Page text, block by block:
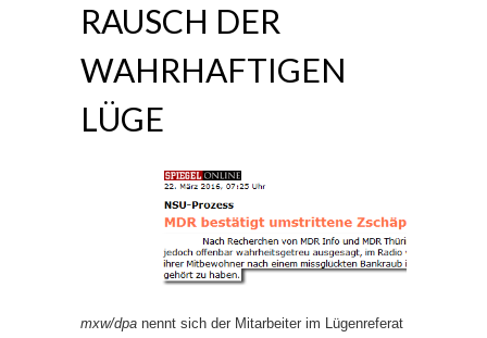
RAUSCH DER
WAHRHAFTIGEN
LÜGE
mxw/dpa nennt sich der Mitarbeiter im Lügenreferat